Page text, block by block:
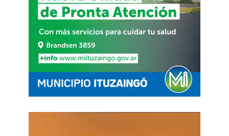
En el mismo sentido, elpass throughafectará
directamente al consumo masivo.El dueño de
uno de los autoservicios mayoristas más
importantes del paísadvirtió a El Destape que el
aumento del tipo de cambio, sobre todo el de
esta semana,se va a ir a precios en alimentos e
insumos básicos como el aceite y la harina, dos